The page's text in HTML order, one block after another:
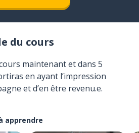
du cours
maintenant et dans 5
en ayant l’impression
et d’en être revenu.e.
apprendre